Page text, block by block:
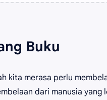
Buku
kita merasa perlu
dari manusia yang